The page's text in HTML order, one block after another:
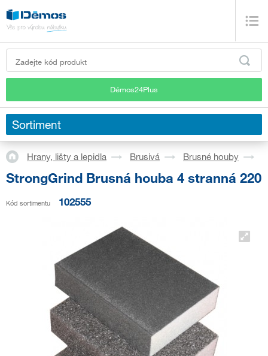
Démos24Plus
Sortiment
Hrany, lišty a lepidla Brusivá Brusné houby
StrongGrind Brusná houba 4 stranná 220
Kód sortimentu 102555